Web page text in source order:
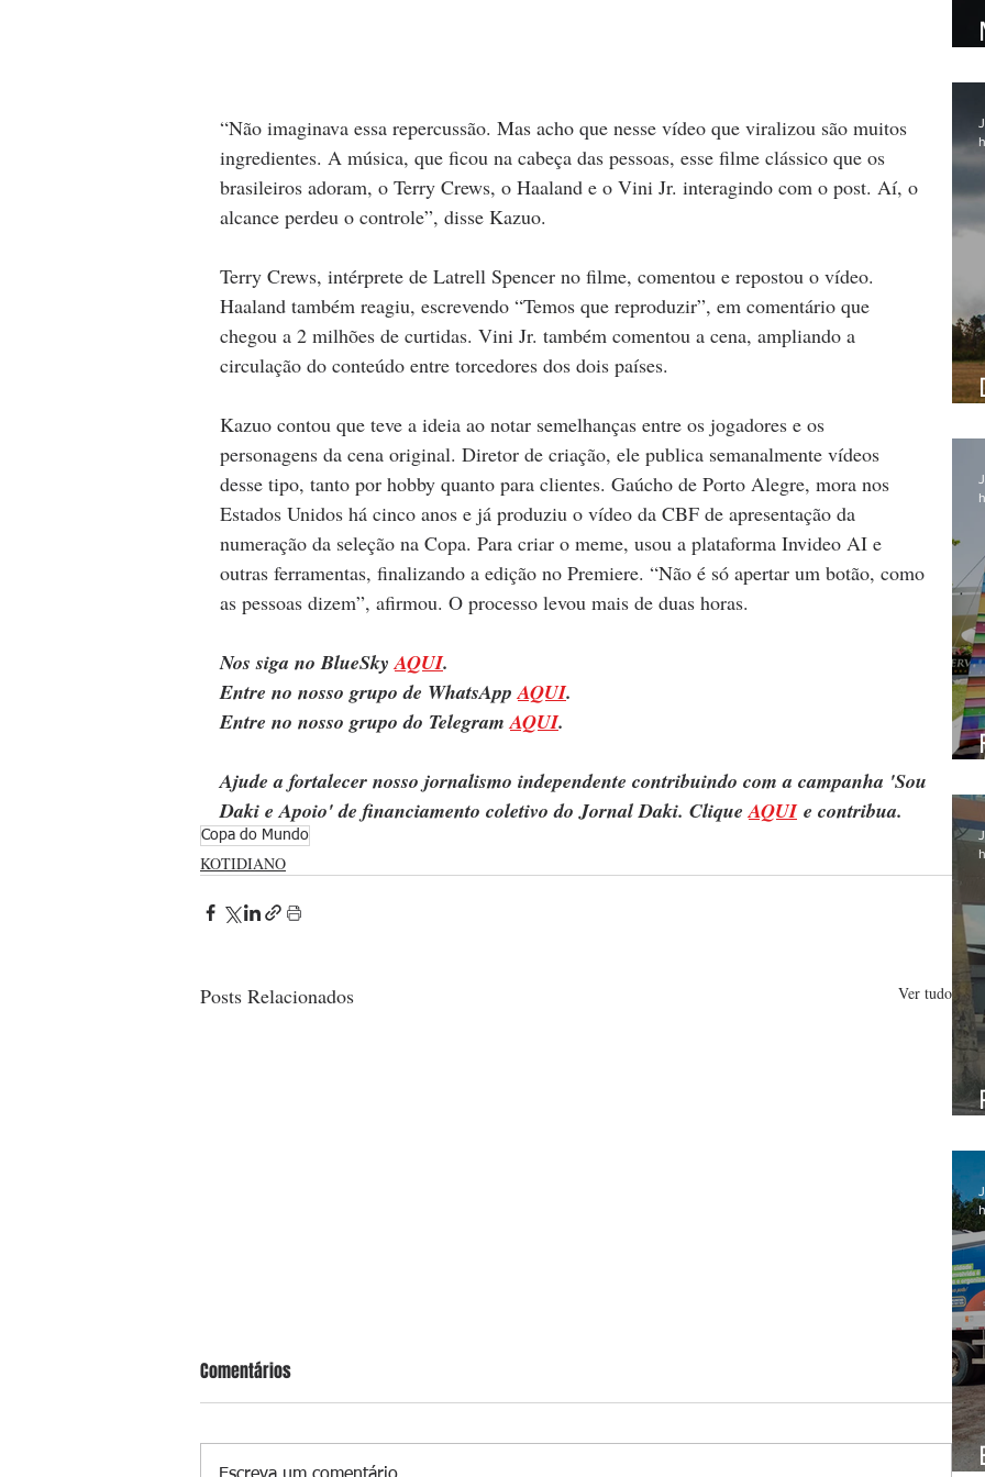
“Não imaginava essa repercussão. Mas acho que nesse vídeo que viralizou são muitos
ingredientes. A música, que ficou na cabeça das pessoas, esse filme clássico que os
brasileiros adoram, o Terry Crews, o Haaland e o Vini Jr. interagindo com o post. Aí, o
alcance perdeu o controle”, disse Kazuo.
Terry Crews, intérprete de Latrell Spencer no filme, comentou e repostou o vídeo.
Haaland também reagiu, escrevendo “Temos que reproduzir”, em comentário que
chegou a 2 milhões de curtidas. Vini Jr. também comentou a cena, ampliando a
circulação do conteúdo entre torcedores dos dois países.
Kazuo contou que teve a ideia ao notar semelhanças entre os jogadores e os
personagens da cena original. Diretor de criação, ele publica semanalmente vídeos
desse tipo, tanto por hobby quanto para clientes. Gaúcho de Porto Alegre, mora nos
Estados Unidos há cinco anos e já produziu o vídeo da CBF de apresentação da
numeração da seleção na Copa. Para criar o meme, usou a plataforma Invideo AI e
outras ferramentas, finalizando a edição no Premiere. “Não é só apertar um botão, como
as pessoas dizem”, afirmou. O processo levou mais de duas horas.
Nos siga no BlueSky AQUI.
Entre no nosso grupo de WhatsApp AQUI.
Entre no nosso grupo do Telegram AQUI.
Ajude a fortalecer nosso jornalismo independente contribuindo com a campanha 'Sou
Daki e Apoio' de financiamento coletivo do Jornal Daki. Clique AQUI e contribua.
Copa do Mundo
KOTIDIANO
Posts Relacionados Ver tudo
Comentários